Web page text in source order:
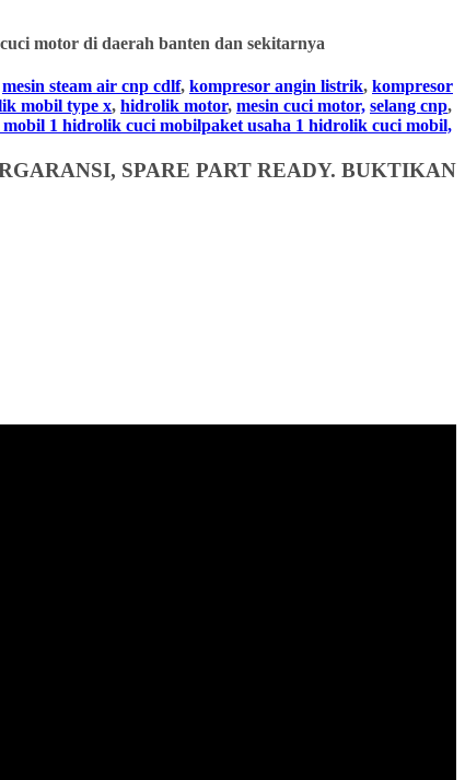
motor di daerah banten dan sekitarnya
mesin steam air cnp cdlf, kompresor angin listrik, kompresor
mobil type x, hidrolik motor, mesin cuci motor, selang cnp,
1 hidrolik cuci mobilpaket usaha 1 hidrolik cuci mobil,
SPARE PART READY. BUKTIKAN